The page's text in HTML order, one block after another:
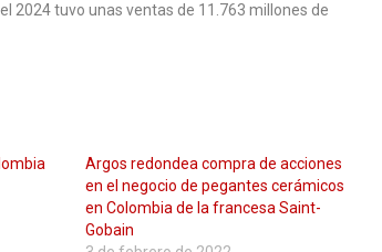
2024 tuvo unas ventas de 11.763 millones de
Argos redondea compra de acciones
en el negocio de pegantes cerámicos
en Colombia de la francesa Saint-
Gobain